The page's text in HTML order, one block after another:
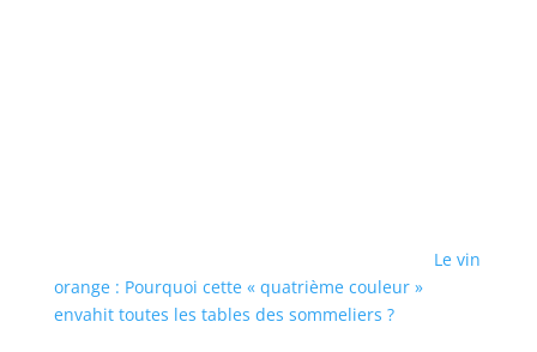
Le vin
orange : Pourquoi cette « quatrième couleur »
envahit toutes les tables des sommeliers ?